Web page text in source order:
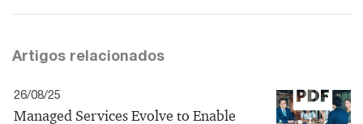
Artigos relacionados
26/08/25
Managed Services Evolve to Enable